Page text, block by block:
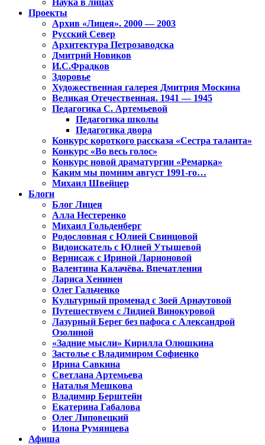
Наука в лицах
Проекты
Архив «Лицея». 2000 — 2003
Русский Север
Архитектура Петрозаводска
Дмитрий Новиков
И.С.Фрадков
Здоровье
Художественная галерея Дмитрия Москина
Великая Отечественная. 1941 — 1945
Педагогика С. Артемьевой
Педагогика школы
Педагогика двора
Конкурс короткого рассказа «Сестра таланта»
Конкурс «Во весь голос»
Конкурс новой драматургии «Ремарка»
Каким мы помним август 1991-го…
Михаил Швейцер
Блоги
Блог Лицея
Алла Нестеренко
Михаил Гольденберг
Родословная с Юлией Свинцовой
Видоискатель с Юлией Утышевой
Вернисаж с Ириной Ларионовой
Валентина Калачёва. Впечатления
Лариса Хенинен
Олег Гальченко
Культурный променад с Зоей Арнаутовой
Путешествуем с Лидией Винокуровой
Лазурный Берег без пафоса с Александрой
Озолиной
«Задние мысли» Кирилла Олюшкина
Застолье с Владимиром Софиенко
Ирина Савкина
Светлана Артемьева
Наталья Мешкова
Владимир Берштейн
Екатерина Габалова
Олег Липовецкий
Илона Румянцева
Афиша